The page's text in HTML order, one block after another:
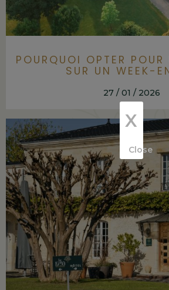
POURQUOI OPTER
SUR UN WEEK-
27 / 01 / 2026
X
Close